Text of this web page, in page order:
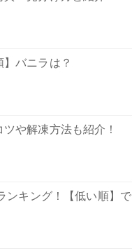
バニラは？
や解凍方法も紹介！
ンキング！【低い順】で